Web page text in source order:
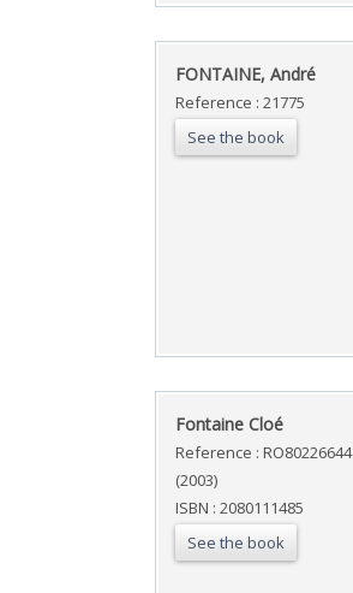
‎FONTAINE, André‎
Reference : 21775
See the book
‎Fontaine Cloé‎
Reference : RO80226644
(2003)
ISBN : 2080111485
See the book